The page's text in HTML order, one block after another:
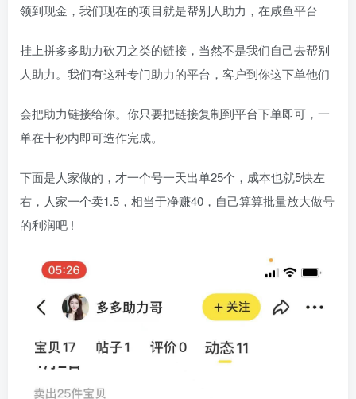
领到现金，我们现在的项目就是帮别人助力，在咸鱼平台
挂上拼多多助力砍刀之类的链接，当然不是我们自己去帮别
人助力。我们有这种专门助力的平台，客户到你这下单他们
会把助力链接给你。你只要把链接复制到平台下单即可，一
单在十秒内即可造作完成。
下面是人家做的，才一个号一天出单25个，成本也就5快左
右，人家一个卖1.5，相当于净赚40，自己算算批量放大做号
的利润吧 !